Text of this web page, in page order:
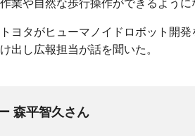
業や自然な歩行操作ができるように
ヨタがヒューマノイドロボット開
出し広報担当が話を聞いた。
森平智久さん